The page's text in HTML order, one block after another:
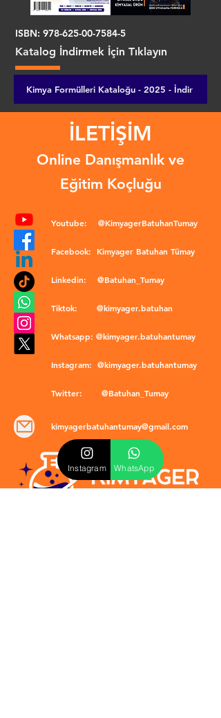
ISBN: 978-625-00-7584-5
Katalog İndirmek İçin Tıklayın
Kimya Formülleri Kataloğu - 2025 - İndir
İLETİŞİM
Online Danışmanlık ve
Eğitim Koçluğu
Youtube: @KimyagerBatuhanTumay
Facebook: Kimyager Batuhan Tümay
Linkedin: @Batuhan_Tumay
Tiktok: @kimyager.batuhan
Whatsapp: @kimyager.batuhantumay
Instagram: @kimyager.batuhantumay
Twitter: @Batuhan_Tumay
kimyagerbatuhantumay@gmail.com
Instagram WhatsApp